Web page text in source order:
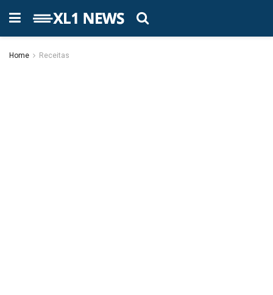
Home Receitas